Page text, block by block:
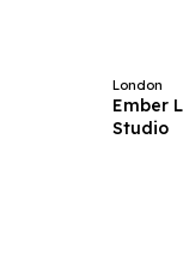
London
Ember
Studio